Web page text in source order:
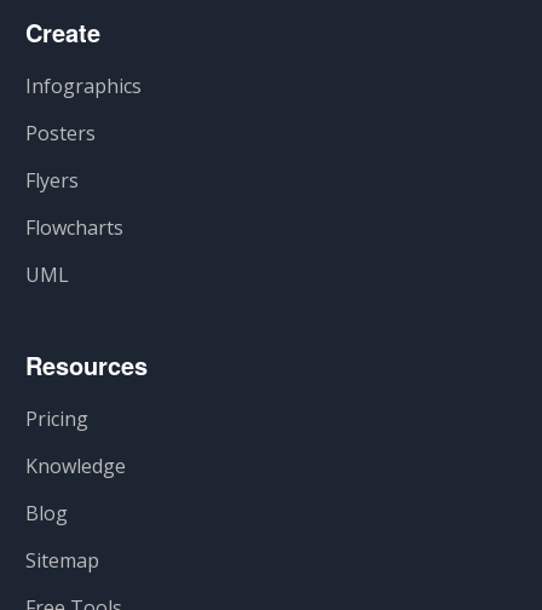
Create
Infographics
Posters
Flyers
Flowcharts
UML
Resources
Pricing
Knowledge
Blog
Sitemap